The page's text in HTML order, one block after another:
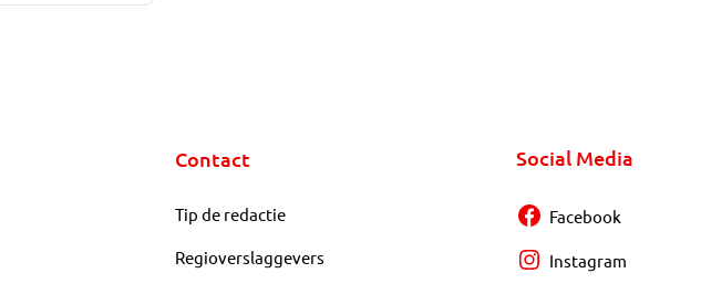
Contact
Tip de redactie
Regioverslaggevers
Social Media
Facebook
Instagram